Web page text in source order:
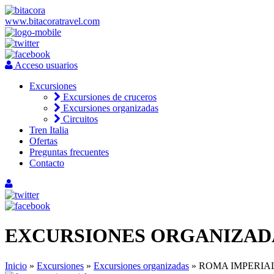
www.bitacoratravel.com
Acceso usuarios
Excursiones
Excursiones de cruceros
Excursiones organizadas
Circuitos
Tren Italia
Ofertas
Preguntas frecuentes
Contacto
EXCURSIONES
Inicio » Excursiones » Excursiones organizadas » ROMA